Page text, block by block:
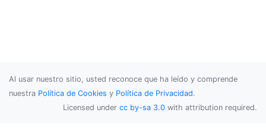
Al usar nuestro sitio, usted reconoce que ha leído y comprende
nuestra Política de Cookies y Política de Privacidad.
Licensed under cc by-sa 3.0 with attribution required.